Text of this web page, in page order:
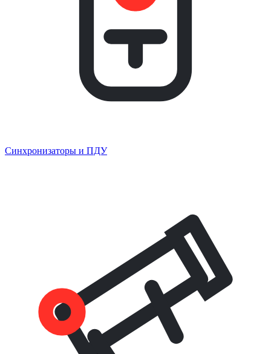
Синхронизаторы и ПДУ